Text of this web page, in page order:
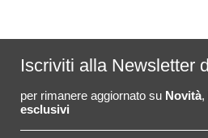
Iscriviti alla Newsletter
per rimanere aggiornato su Novità,
esclusivi